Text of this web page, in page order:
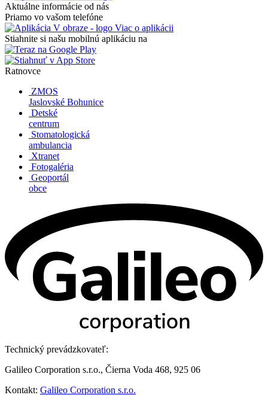
Aktuálne informácie od nás
Priamo vo vašom telefóne
Viac o aplikácii
Stiahnite si našu mobilnú aplikáciu na
Ratnovce
ZMOS
Jaslovské Bohunice
Detské
centrum
Stomatologická
ambulancia
Xtranet
Fotogaléria
Geoportál
obce
Technický prevádzkovateľ:
Galileo Corporation s.r.o., Čierna Voda 468, 925 06
Kontakt: Galileo Corporation s.r.o.